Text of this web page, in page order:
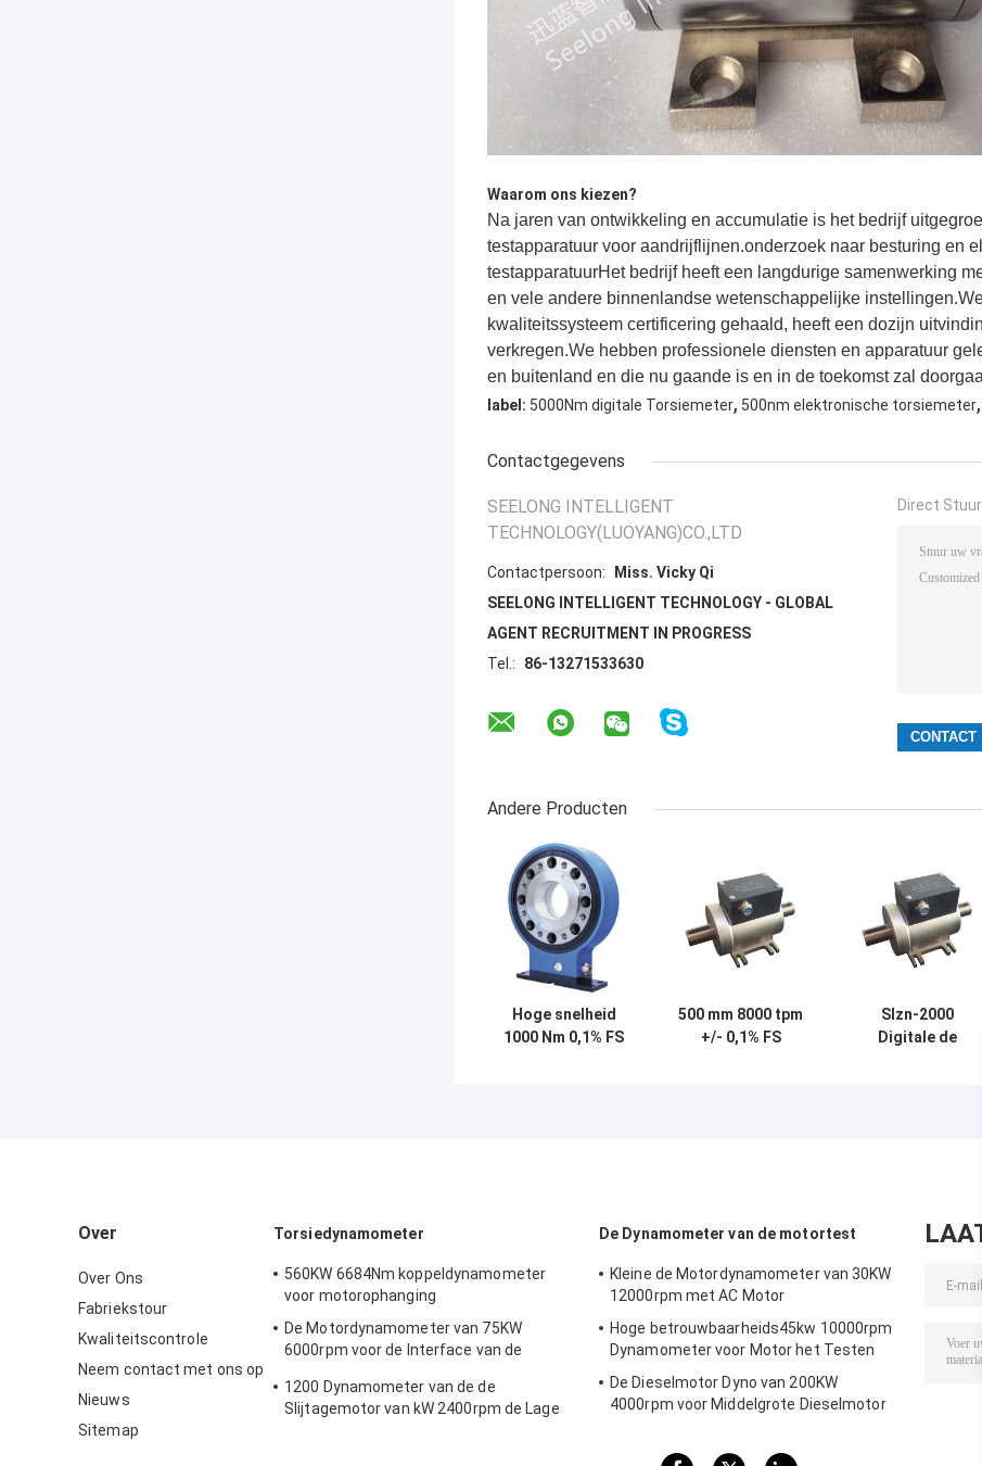
Waarom ons kiezen?
Na jaren van ontwikkeling en accumulatie is het bedrijf
testapparatuur voor aandrijflijnen.onderzoek naar besturing en
testapparatuurHet bedrijf heeft een langdurige samenwerking
en vele andere binnenlandse wetenschappelijke
kwaliteitssysteem certificering gehaald, heeft een dozijn
verkregen.We hebben professionele diensten en apparatuur
en buitenland en die nu gaande is en in de toekomst zal
label: 5000Nm digitale Torsiemeter, 500nm elektronische torsiemeter,
Contactgegevens
SEELONG INTELLIGENT
TECHNOLOGY(LUOYANG)CO.,LTD
Contactpersoon:
Miss. Vicky Qi
SEELONG INTELLIGENT TECHNOLOGY - GLOBAL
AGENT RECRUITMENT IN PROGRESS
Tel.:
86-13271533630
Direct
Andere Producten
Hoge snelheid
1000 Nm 0,1% FS
500 mm 8000 tpm
+/- 0,1% FS
Slzn-2000
Digitale de
Over
Over Ons
Fabriekstour
Kwaliteitscontrole
Neem contact met ons op
Nieuws
Sitemap
Torsiedynamometer
560KW 6684Nm koppeldynamometer
voor motorophanging
De Motordynamometer van 75KW
6000rpm voor de Interface van de
1200 Dynamometer van de de
Slijtagemotor van kW 2400rpm de Lage
De Dynamometer van de motortest
Kleine de Motordynamometer van 30KW
12000rpm met AC Motor
Hoge betrouwbaarheids45kw 10000rpm
Dynamometer voor Motor het Testen
De Dieselmotor Dyno van 200KW
4000rpm voor Middelgrote Dieselmotor